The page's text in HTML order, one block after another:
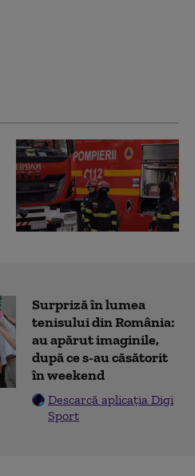
Surpriză în lumea
tenisului din România:
au apărut imaginile,
după ce s-au căsătorit
în weekend
Descarcă aplicația Digi
Sport